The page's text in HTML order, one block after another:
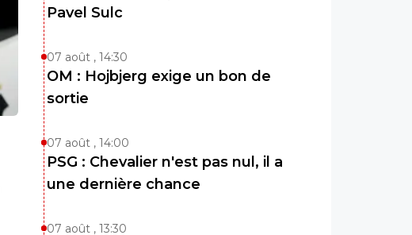
Pavel Sulc
07 août , 14:30
OM : Hojbjerg exige un bon de
sortie
07 août , 14:00
PSG : Chevalier n'est pas nul, il a
une dernière chance
07 août , 13:30